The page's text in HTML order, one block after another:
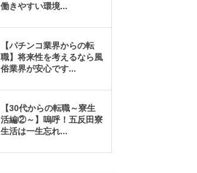
働きやすい環境...
【パチンコ業界からの転
職】将来性を考えるなら風
俗業界が安心です...
【30代からの転職～寮生
活編②～】嗚呼！五反田寮
生活は一生忘れ...